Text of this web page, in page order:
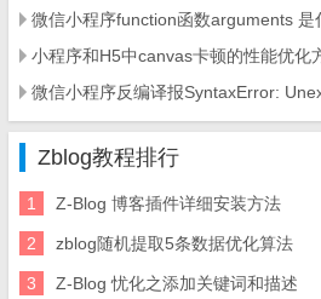
微信小程序function函数arguments 是
小程序和H5中canvas卡顿的性能优化
Zblog教程排行
1 Z-Blog 博客插件详细安装方法
2 zblog随机提取5条数据优化算法
3 Z-Blog 忧化之添加关键词和描述